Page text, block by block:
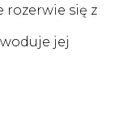
rozerwie się z
jej